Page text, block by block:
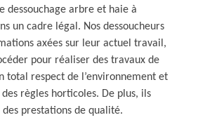
dessouchage arbre et haie à
un cadre légal. Nos dessoucheurs
axées sur leur actuel travail,
pour réaliser des travaux de
total respect de l’environnement et
règles horticoles. De plus, ils
prestations de qualité.